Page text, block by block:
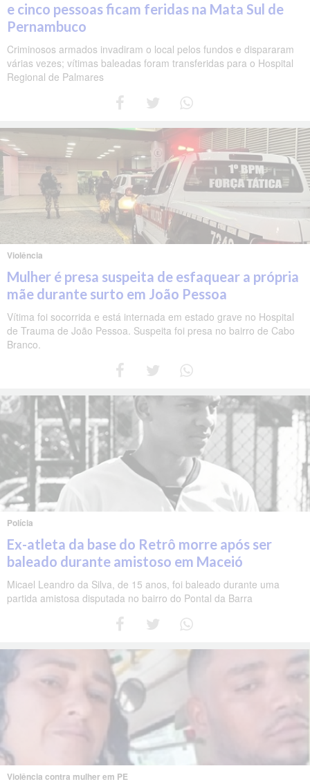
e cinco pessoas ficam feridas na Mata Sul de
Pernambuco
Criminosos armados invadiram o local pelos fundos e dispararam
várias vezes; vítimas baleadas foram transferidas para o Hospital
Regional de Palmares
Violência
Mulher é presa suspeita de esfaquear a própria
mãe durante surto em João Pessoa
Vítima foi socorrida e está internada em estado grave no Hospital
de Trauma de João Pessoa. Suspeita foi presa no bairro de Cabo
Branco.
Polícia
Ex-atleta da base do Retrô morre após ser
baleado durante amistoso em Maceió
Micael Leandro da Silva, de 15 anos, foi baleado durante uma
partida amistosa disputada no bairro do Pontal da Barra
Violência contra mulher em PE